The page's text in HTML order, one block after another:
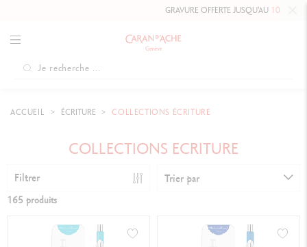
GRAVURE OFFERTE JUSQU'AU10 MAI 2026 INCLUS
ACCUEIL ÉCRITURE COLLECTIONS ÉCRITURE
COLLECTIONS ECRITURE
Filtrer Trier par
165 produits